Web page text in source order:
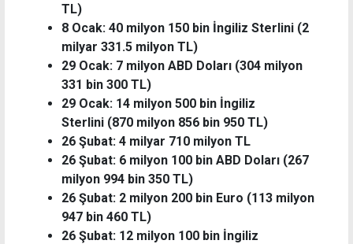
TL)
8 Ocak: 40 milyon 150 bin İngiliz Sterlini (2
milyar 331.5 milyon TL)
29 Ocak: 7 milyon ABD Doları (304 milyon
331 bin 300 TL)
29 Ocak: 14 milyon 500 bin İngiliz
Sterlini (870 milyon 856 bin 950 TL)
26 Şubat: 4 milyar 710 milyon TL
26 Şubat: 6 milyon 100 bin ABD Doları (267
milyon 994 bin 350 TL)
26 Şubat: 2 milyon 200 bin Euro (113 milyon
947 bin 460 TL)
26 Şubat: 12 milyon 100 bin İngiliz